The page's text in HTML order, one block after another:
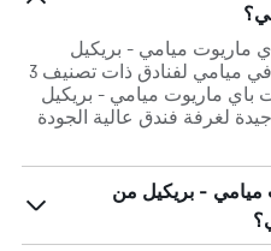
ماريوت ميامي - بريكيل
أرخص بنسبة 35% عن الوسطي في ميامي لفنادق ذات تصنيف 3
باي ماريوت ميامي - بريكيل
جيدة لغرفة فندق عالية الجودة
- بريكيل من